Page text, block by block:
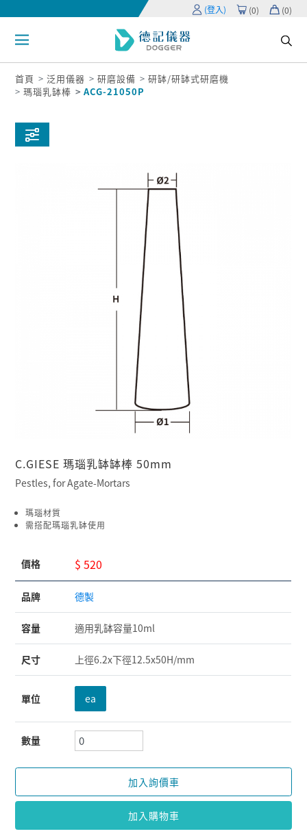
(登入) (0) (0)
首頁 泛用儀器 研磨設備
研缽/研缽式研磨機
瑪瑙乳缽棒
ACG-21050P
C.GIESE 瑪瑙乳缽缽棒 50mm
Pestles, for Agate-Mortars
瑪瑙材質
需搭配瑪瑙乳缽使用
價格 $ 520
品牌 德製
容量 適用乳缽容量10ml
尺寸 上徑6.2x下徑12.5x50H/mm
單位 ea
數量
加入詢價車
加入購物車